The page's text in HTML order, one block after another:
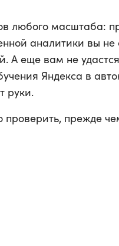
любого масштаба:
аналитики вы
А еще вам не
Яндекса в
руки.
прежде